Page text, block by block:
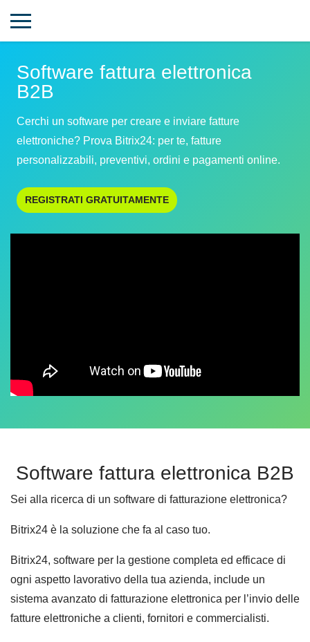
Software fattura elettronica
B2B
Cerchi un software per creare e inviare fatture
elettroniche? Prova Bitrix24: per te, fatture
personalizzabili, preventivi, ordini e pagamenti online.
REGISTRATI GRATUITAMENTE
Software fattura elettronica B2B
Sei alla ricerca di un software di fatturazione elettronica?
Bitrix24 è la soluzione che fa al caso tuo.
Bitrix24, software per la gestione completa ed efficace di
ogni aspetto lavorativo della tua azienda, include un
sistema avanzato di fatturazione elettronica per l’invio delle
fatture elettroniche a clienti, fornitori e commercialisti.